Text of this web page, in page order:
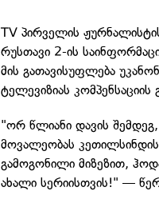
TV პირველის
რუსთავი 2-ის
მის გათავისუფლება
ტელევიზიას კომპენსაციის
"ორ წლიანი დავის
მოვალეობას
გამოგონილი მიზეზით,
ახალი სერიისთვის!" —